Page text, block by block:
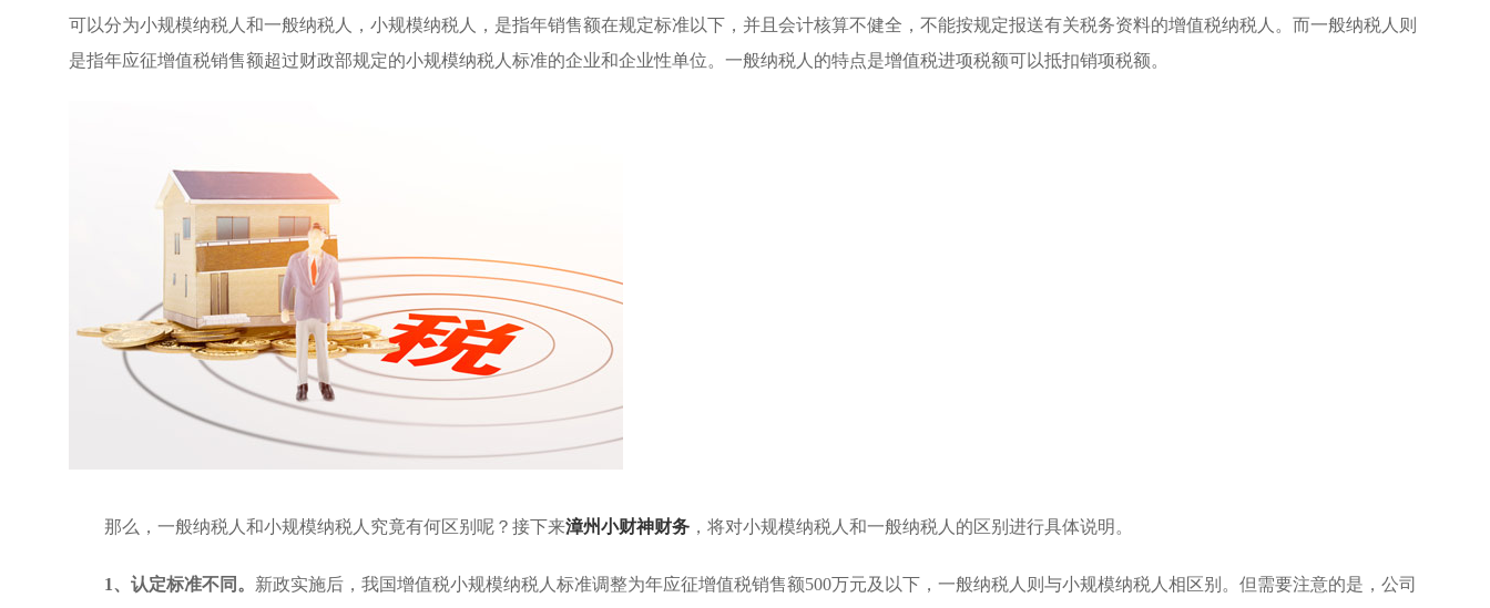
可以分为小规模纳税人和一般纳税人，小规模纳税人，是指年销售额在规定标准以下，并且会计核算不健全，不能按规定报送有关税务资料的增值税纳税人。而一般纳税人则
是指年应征增值税销售额超过财政部规定的小规模纳税人标准的企业和企业性单位。一般纳税人的特点是增值税进项税额可以抵扣销项税额。
那么，一般纳税人和小规模纳税人究竟有何区别呢？接下来漳州小财神财务 ，将对小规模纳税人和一般纳税人的区别进行具体说明。
1、认定标准不同。 新政实施后，我国增值税小规模纳税人标准调整为年应征增值税销售额500万元及以下，一般纳税人则与小规模纳税人相区别。但需要注意的是，公司